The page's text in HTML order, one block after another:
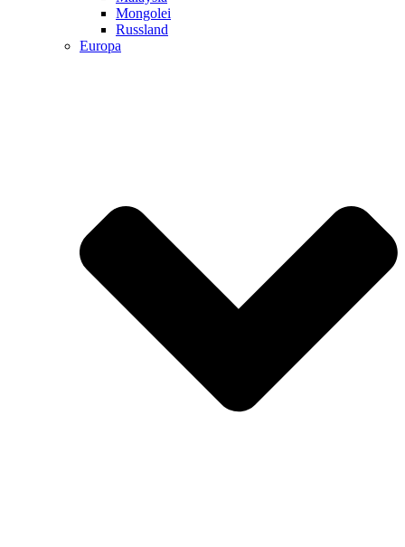
Mongolei
Russland
Europa